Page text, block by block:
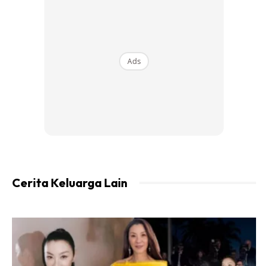
Ads
Cerita Keluarga Lain